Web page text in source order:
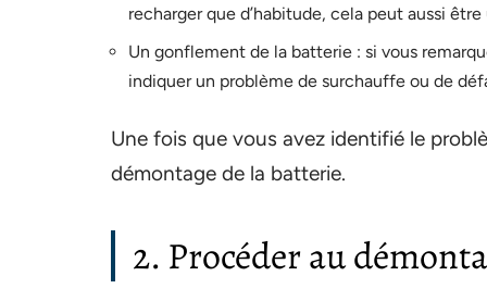
recharger que d’habitude, cela peut aussi
Un gonflement de la batterie : si vous
indiquer un problème de surchauffe ou de
Une fois que vous avez identifié le
démontage de la batterie.
2. Procéder au